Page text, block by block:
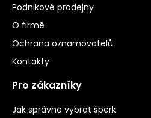
Podnikové prodejny
O firmě
Ochrana oznamovatelů
Kontakty
Pro zákazníky
Jak správně vybrat šperk